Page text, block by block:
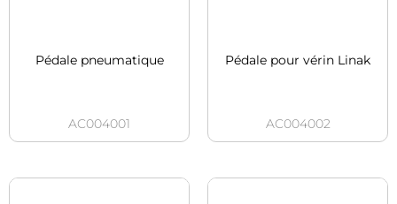
Pédale pneumatique
AC004001
Pédale pour vérin Linak
AC004002